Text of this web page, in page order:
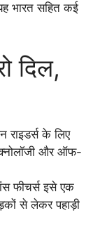
भारत सहित कई
दिल,
राइडर्स के लिए
और ऑफ-
फीचर्स इसे एक
से लेकर पहाड़ी